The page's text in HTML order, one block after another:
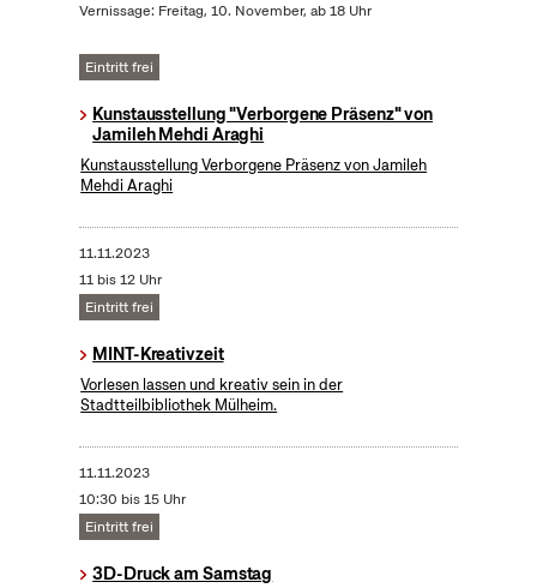
Vernissage: Freitag, 10. November, ab 18 Uhr
Eintritt frei
Kunstausstellung "Verborgene Präsenz" von
Jamileh Mehdi Araghi
Kunstausstellung Verborgene Präsenz von Jamileh
Mehdi Araghi
11.11.2023
11 bis 12 Uhr
Eintritt frei
MINT-Kreativzeit
Vorlesen lassen und kreativ sein in der
Stadtteilbibliothek Mülheim.
11.11.2023
10:30 bis 15 Uhr
Eintritt frei
3D-Druck am Samstag